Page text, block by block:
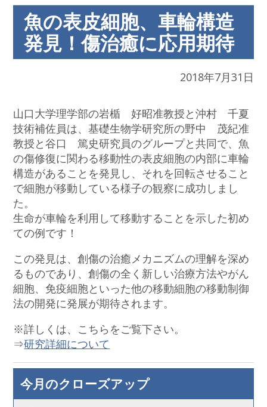
魚の表皮細胞、車輪構造
発見！傷治癒に応用期待
2018年7月31日
山口大学理学部の岩楯 好昭准教授と沖村 千夏
技術補佐員は、基礎生物学研究所の野中 茂紀准
教授と谷口 篤史研究員のグループと共同で、魚
の傷修復に関わる移動性の表皮細胞の内部に車輪
構造があることを発見し、それを回転させること
で細胞が移動している様子の観察に成功しまし
た。
生命が車輪を利用して移動することを示した初め
ての例です！
この発見は、創傷の治癒メカニズムの理解を深め
るものであり、創傷の全く新しい治療方法やがん
細胞、免疫細胞といった他の移動細胞の移動制御
法の開発に発展が期待されます。
※詳しくは、こちらをご覧下さい。
⇒研究詳細について
今月のクローズアップ